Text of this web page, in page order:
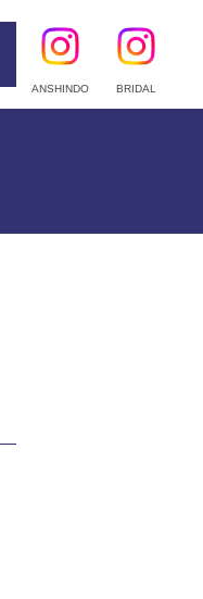
ANSHINDO BRIDAL